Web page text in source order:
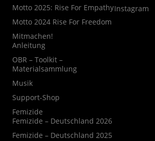
Motto 2025: Rise For Empathy
Motto 2024 Rise For Freedom
Mitmachen!
Anleitung
OBR – Toolkit –
Materialsammlung
Musik
Support-Shop
Femizide
Femizide – Deutschland 2026
Femizide – Deutschland 2025
Instagram